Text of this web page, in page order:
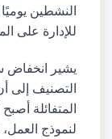
للإدارة على
يشير انخفاض
التصنيف إلى
المتفائلة
لنموذج